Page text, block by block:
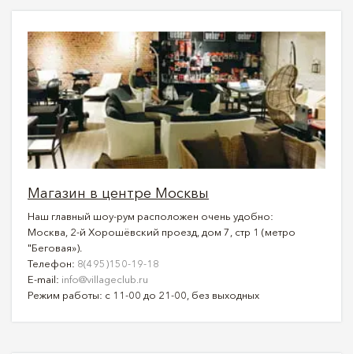
Магазин в центре Москвы
Наш главный шоу-рум расположен очень удобно:
Москва, 2-й Хорошёвский проезд, дом 7, стр 1 (метро
"Беговая»).
Телефон: 8(495)150-19-18
E-mail: info@villageclub.ru
Режим работы: с 11-00 до 21-00, без выходных